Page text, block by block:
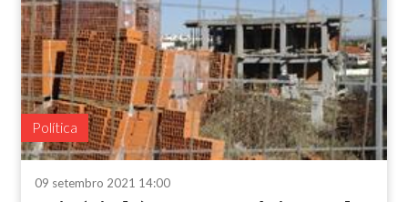
Política
09 setembro 2021 14:00